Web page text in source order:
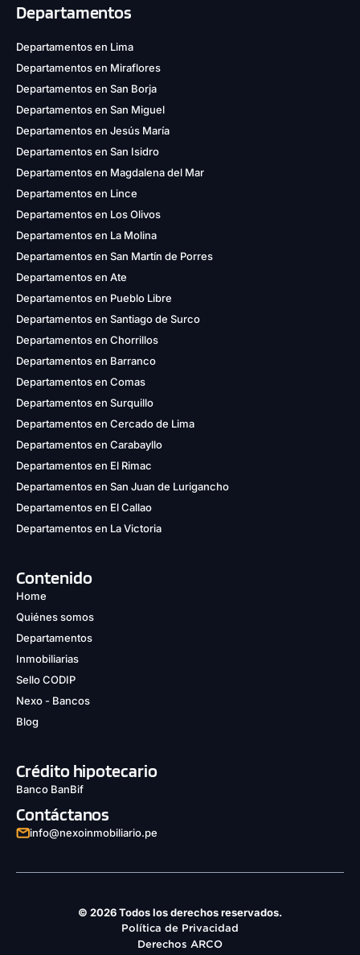
Departamentos
Departamentos en Lima
Departamentos en Miraflores
Departamentos en San Borja
Departamentos en San Miguel
Departamentos en Jesús María
Departamentos en San Isidro
Departamentos en Magdalena del Mar
Departamentos en Lince
Departamentos en Los Olivos
Departamentos en La Molina
Departamentos en San Martín de Porres
Departamentos en Ate
Departamentos en Pueblo Libre
Departamentos en Santiago de Surco
Departamentos en Chorrillos
Departamentos en Barranco
Departamentos en Comas
Departamentos en Surquillo
Departamentos en Cercado de Lima
Departamentos en Carabayllo
Departamentos en El Rimac
Departamentos en San Juan de Lurigancho
Departamentos en El Callao
Departamentos en La Victoria
Contenido
Home
Quiénes somos
Departamentos
Inmobiliarias
Sello CODIP
Nexo - Bancos
Blog
Crédito hipotecario
Banco BanBif
Contáctanos
info@nexoinmobiliario.pe
© 2026 Todos los derechos reservados.
Política de Privacidad
Derechos ARCO